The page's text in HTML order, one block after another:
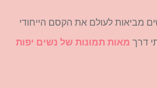
מביאות לעולם את הקסם הייחודי
דרך מאות תמונות של נשים יפות